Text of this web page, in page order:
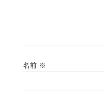
名前 ※